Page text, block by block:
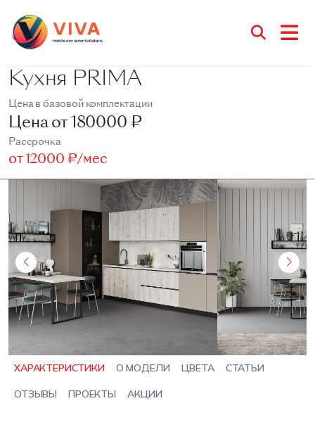
Кухня PRIMA
Цена в базовой комплектации
Цена от180000 ₽
Рассрочка
от12000 ₽/мес
ХАРАКТЕРИСТИКИ О МОДЕЛИ ЦВЕТА СТАТЬИ
ОТЗЫВЫ ПРОЕКТЫ АКЦИИ